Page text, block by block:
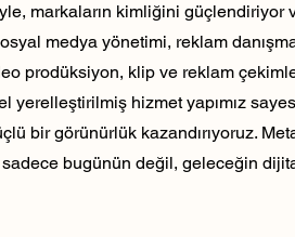
markaların kimliğini güçlendiriyor
medya yönetimi, reklam
prodüksiyon, klip ve reklam
hizmet yapımız
bir görünürlük kazandırıyoruz.
bugünün değil, geleceğin